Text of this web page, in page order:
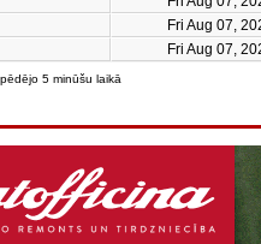
Fri Aug 07,
Fri Aug 07,
5 minūšu laikā